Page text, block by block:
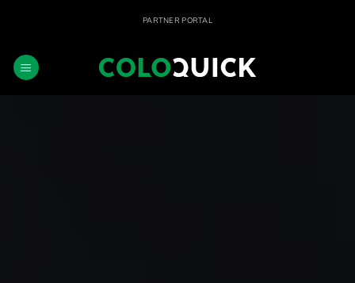
PARTNER PORTAL